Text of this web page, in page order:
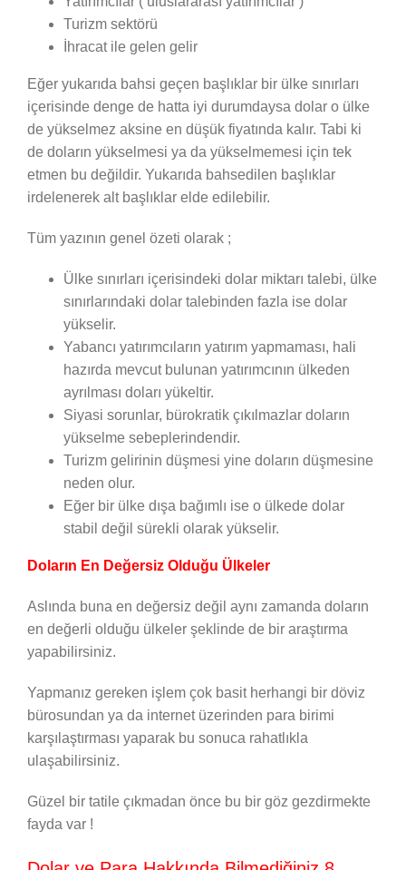
Turizm sektörü
İhracat ile gelen gelir
Eğer yukarıda bahsi geçen başlıklar bir ülke sınırları
içerisinde denge de hatta iyi durumdaysa dolar o ülke
de yükselmez aksine en düşük fiyatında kalır. Tabi ki
de doların yükselmesi ya da yükselmemesi için tek
etmen bu değildir. Yukarıda bahsedilen başlıklar
irdelenerek alt başlıklar elde edilebilir.
Tüm yazının genel özeti olarak ;
Ülke sınırları içerisindeki dolar miktarı talebi, ülke
sınırlarındaki dolar talebinden fazla ise dolar
yükselir.
Yabancı yatırımcıların yatırım yapmaması, hali
hazırda mevcut bulunan yatırımcının ülkeden
ayrılması doları yükeltir.
Siyasi sorunlar, bürokratik çıkılmazlar doların
yükselme sebeplerindendir.
Turizm gelirinin düşmesi yine doların düşmesine
neden olur.
Eğer bir ülke dışa bağımlı ise o ülkede dolar
stabil değil sürekli olarak yükselir.
Doların En Değersiz Olduğu Ülkeler
Aslında buna en değersiz değil aynı zamanda doların
en değerli olduğu ülkeler şeklinde de bir araştırma
yapabilirsiniz.
Yapmanız gereken işlem çok basit herhangi bir döviz
bürosundan ya da internet üzerinden para birimi
karşılaştırması yaparak bu sonuca rahatlıkla
ulaşabilirsiniz.
Güzel bir tatile çıkmadan önce bu bir göz gezdirmekte
fayda var !